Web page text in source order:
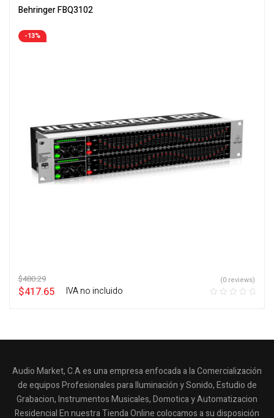
Behringer FBQ3102
-13%
$480.29
$417.65 ‎ ‎ ‎ IVA no incluido
(0 reviews)
Audio Market, C.A es una empresa enfocada a la Comercialización
de equipos Profesionales para Iluminación y Sonido, Estudio de
Grabacion, Instrumentos Musicales, Domotica y Automatizacion
Residencial En nuestra Tienda Online colocamos a su disposición